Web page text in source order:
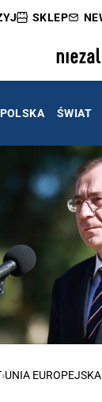
SKLEP
POLSKA ŚWIAT
›UNIA EUROPEJSKA